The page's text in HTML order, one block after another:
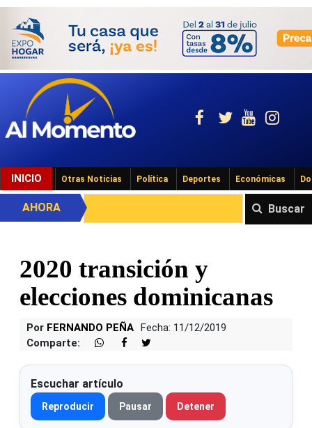
INICIO Otras Noticias Política Deportes Económicas
Buscar
AHORA
2020 transición y
elecciones dominicanas
Por FERNANDO PEÑA Fecha: 11/12/2019
Comparte:
Escuchar artículo
Reproducir Pausar Detener